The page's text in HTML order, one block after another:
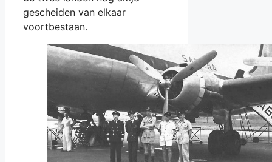
gescheiden van elkaar
voortbestaan.